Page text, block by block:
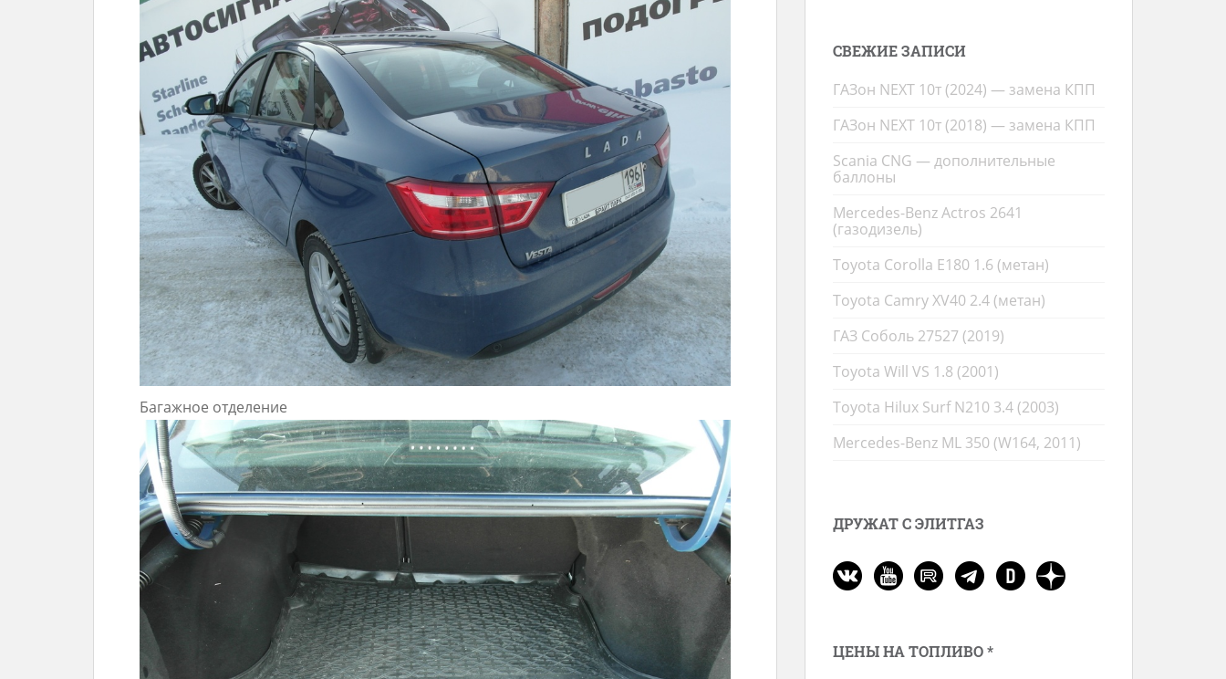
Багажное отделение
СВЕЖИЕ ЗАПИСИ
ГАЗон NEXT 10т (2024) — замена КПП
ГАЗон NEXT 10т (2018) — замена КПП
Scania CNG — дополнительные
баллоны
Mercedes-Benz Actros 2641
(газодизель)
Toyota Corolla E180 1.6 (метан)
Toyota Camry XV40 2.4 (метан)
ГАЗ Соболь 27527 (2019)
Toyota Will VS 1.8 (2001)
Toyota Hilux Surf N210 3.4 (2003)
Mercedes-Benz ML 350 (W164, 2011)
ДРУЖАТ С ЭЛИТГАЗ
ЦЕНЫ НА ТОПЛИВО *